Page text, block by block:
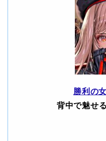
勝利の
背中で魅せ